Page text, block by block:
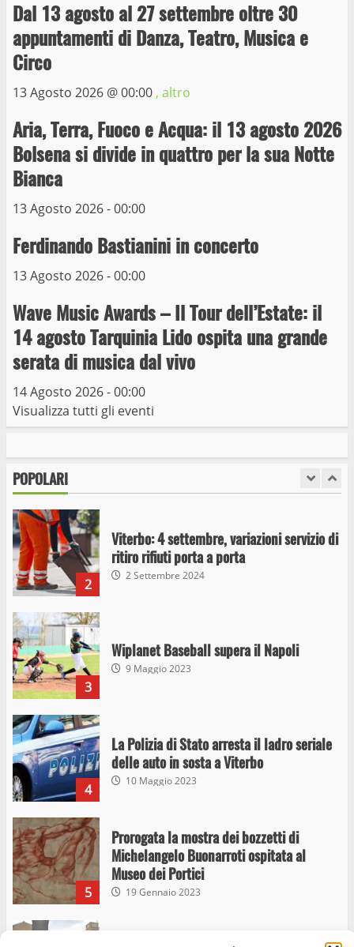
Dal 13 agosto al 27 settembre oltre 30
appuntamenti di Danza, Teatro, Musica e
Circo
13 Agosto 2026 @00:00 , altro
Aria, Terra, Fuoco e Acqua: il 13 agosto 2026
Bolsena si divide in quattro per la sua Notte
Bianca
13 Agosto 2026 - 00:00
Ferdinando Bastianini in concerto
13 Agosto 2026 - 00:00
Wave Music Awards – Il Tour dell’Estate: il
14 agosto Tarquinia Lido ospita una grande
serata di musica dal vivo
14 Agosto 2026 - 00:00
Visualizza tutti gli eventi
POPOLARI
La Polizia di Stato arresta il ladro seriale
delle auto in sosta a Viterbo
Prorogata la mostra dei bozzetti di
Michelangelo Buonarroti ospitata al
Museo dei Portici
6
capolinea al terminal Riello dal 15 al 17
giugno
15 Giugno 2023
Giochi Sportivi Studenteschi di Atletica a
Viterbo
10 Maggio 2023
I Carabinieri arrestano due giovani per
stupefacenti
2
Viterbo: 4 settembre, variazioni servizio di
ritiro rifiuti porta a porta
2 Settembre 2024
3
Wiplanet Baseball supera il Napoli
9 Maggio 2023
4
La Polizia di Stato arresta il ladro seriale
delle auto in sosta a Viterbo
10 Maggio 2023
5
Prorogata la mostra dei bozzetti di
Michelangelo Buonarroti ospitata al
Museo dei Portici
19 Gennaio 2023
Trasporto pubblico locale, trasferimento